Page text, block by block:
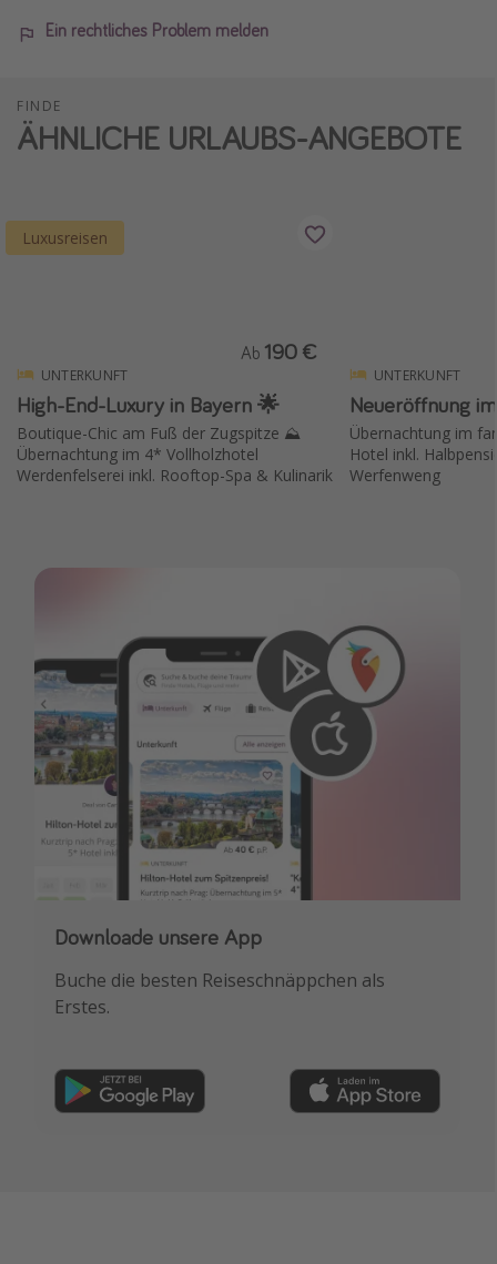
Ein rechtliches Problem melden
FINDE
ÄHNLICHE URLAUBS-ANGEBOTE
Luxusreisen
UNTERKUNFT
High-End-Luxury in Bayern 🌟
Boutique-Chic am Fuß der Zugspitze ⛰️
Übernachtung im 4* Vollholzhotel
Werdenfelserei inkl. Rooftop-Spa & Kulinarik
Ab 190 €
UNTERKUNFT
Neueröffnung
Übernachtung im
Hotel inkl.
Werfenweng
Downloade unsere App
Buche die besten Reiseschnäppchen als
Erstes.